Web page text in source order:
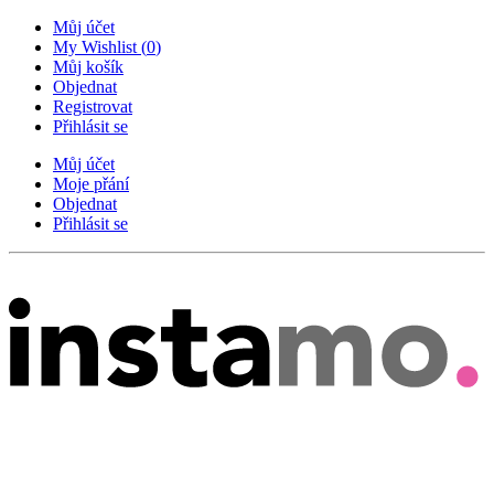
Můj účet
My Wishlist (0)
Můj košík
Objednat
Registrovat
Přihlásit se
Můj účet
Moje přání
Objednat
Přihlásit se